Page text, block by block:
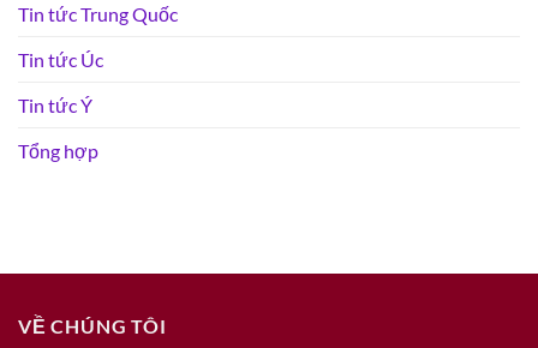
Tin tức Trung Quốc
Tin tức Úc
Tin tức Ý
Tổng hợp
VỀ CHÚNG TÔI